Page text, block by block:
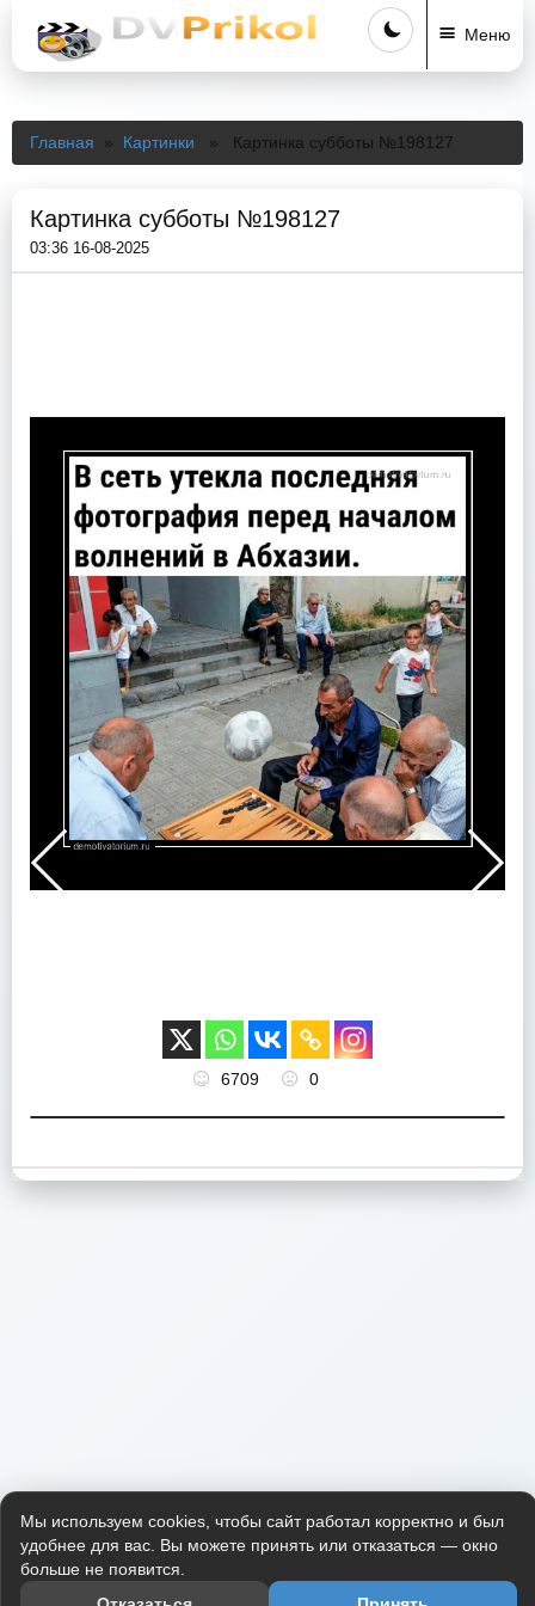
Меню
Главная » Картинки » Картинка субботы №198127
Картинка субботы №198127
03:36 16-08-2025
6709 0
Мы используем cookies, чтобы сайт работал корректно и был
удобнее для вас. Вы можете принять или отказаться — окно
больше не появится.